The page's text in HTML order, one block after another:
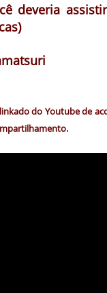
deveria
do Youtube de